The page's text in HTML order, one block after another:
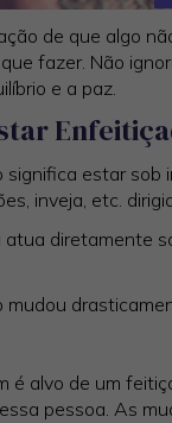
de que algo
fazer. Não
e a paz.
significa estar sob
inveja, etc.
atua diretamente
mudou
é alvo de um
pessoa. As